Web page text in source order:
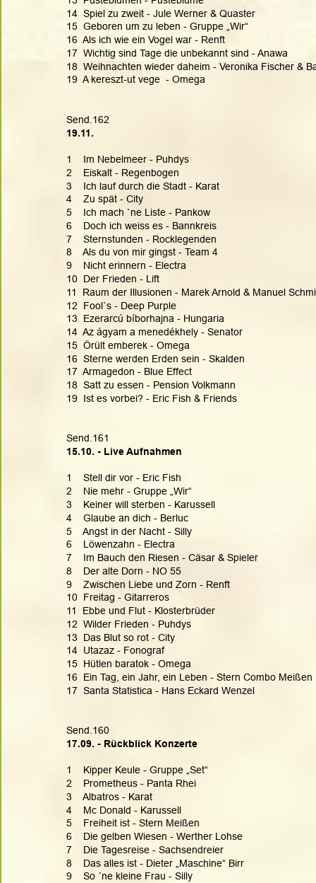
14  Spiel zu zweit - Jule Werner & Quaster
15  Geboren um zu leben - Gruppe „Wir“
16  Als ich wie ein Vogel war - Renft
17  Wichtig sind Tage die unbekannt sind - Anawa
18  Weihnachten wieder daheim - Veronika Fischer &
19  A kereszt-ut vege  - Omega
Send.162
19.11.
1    Im Nebelmeer - Puhdys
2    Eiskalt - Regenbogen
3    Ich lauf durch die Stadt - Karat
4    Zu spät - City
5    Ich mach `ne Liste - Pankow
6    Doch ich weiss es - Bannkreis
7    Sternstunden - Rocklegenden
8    Als du von mir gingst - Team 4
9    Nicht erinnern - Electra
10  Der Frieden - Lift
11  Raum der Illusionen - Marek Arnold & Manuel
12  Fool`s - Deep Purple
13  Ezerarcú bíborhajna - Hungaria
14  Az ágyam a menedékhely - Senator
15  Örült emberek - Omega
16  Sterne werden Erden sein - Skalden
17  Armagedon - Blue Effect
18  Satt zu essen - Pension Volkmann
19  Ist es vorbei? - Eric Fish & Friends
Send.161
15.10. - Live Aufnahmen
1    Stell dir vor - Eric Fish
2    Nie mehr - Gruppe „Wir“
3    Keiner will sterben - Karussell
4    Glaube an dich - Berluc
5    Angst in der Nacht - Silly
6    Löwenzahn - Electra
7    Im Bauch den Riesen - Cäsar & Spieler
8    Der alte Dorn - NO 55
9    Zwischen Liebe und Zorn - Renft
10  Freitag - Gitarreros
11  Ebbe und Flut - Klosterbrüder
12  Wilder Frieden - Puhdys
13  Das Blut so rot - City
14  Utazaz - Fonograf
15  Hütlen baratok - Omega
16  Ein Tag, ein Jahr, ein Leben - Stern Combo Meißen
17  Santa Statistica - Hans Eckard Wenzel
Send.160
17.09. - Rückblick Konzerte
1    Kipper Keule - Gruppe „Set“
2    Prometheus - Panta Rhei
3    Albatros - Karat
4    Mc Donald - Karussell
5    Freiheit ist - Stern Meißen
6    Die gelben Wiesen - Werther Lohse
7    Die Tagesreise - Sachsendreier
8    Das alles ist - Dieter „Maschine“ Birr
9    So ´ne kleine Frau - Silly